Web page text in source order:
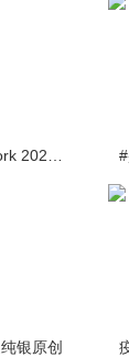
银原创